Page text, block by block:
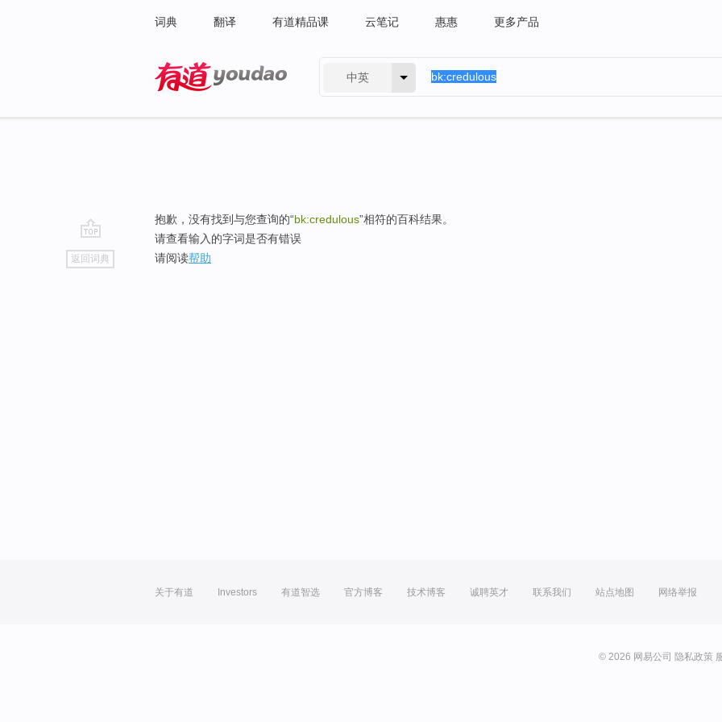
词典 翻译 有道精品课 云笔记 惠惠 更多产品
中英
go
top
返回词典
抱歉，没有找到与您查询的“bk:credulous”相符的百科结果。
请查看输入的字词是否有错误
请阅读帮助
关于有道 Investors 有道智选 官方博客 技术博客 诚聘英才 联系我们 站点地图 网络举报
© 2026 网易公司 隐私政策